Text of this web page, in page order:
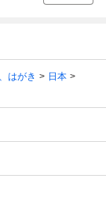
はがき
日本